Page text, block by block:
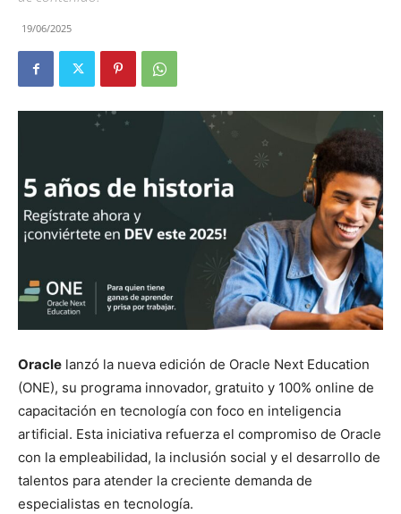
19/06/2025
Oracle lanzó la nueva edición de Oracle Next Education
(ONE), su programa innovador, gratuito y 100% online de
capacitación en tecnología con foco en inteligencia
artificial. Esta iniciativa refuerza el compromiso de Oracle
con la empleabilidad, la inclusión social y el desarrollo de
talentos para atender la creciente demanda de
especialistas en tecnología.